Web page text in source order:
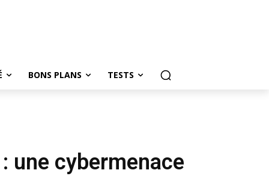
BONS PLANS TESTS
une cybermenace